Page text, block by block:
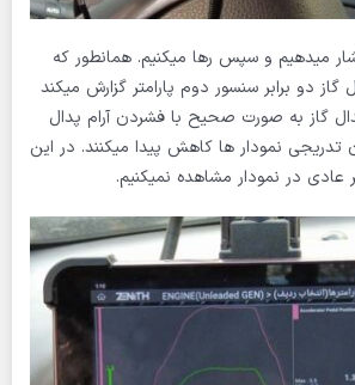
میدهیم و سپس رها میکنیم. همانطور که
گاز دو برابر سنسور دوم پارامتر گزارش میکند
گاز به صورت صحیح با فشردن آرام پدال
تدریجی نمودار ها کاهش پیدا میکنند. در این
در نمودار مشاهده نمیکنیم.